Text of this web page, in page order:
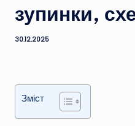
зупинки,
30.12.2025
Зміст